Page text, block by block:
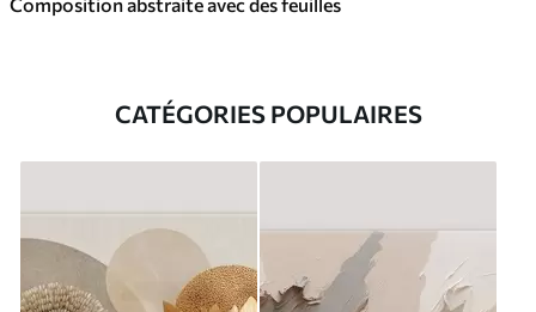
CATÉGORIES POPULAIRES